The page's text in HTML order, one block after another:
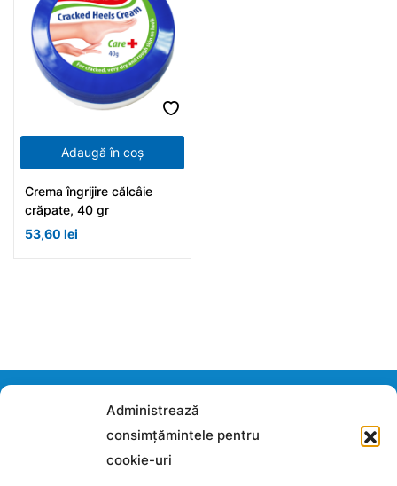
Administrează
consimțămintele pentru
cookie-uri
Adaugă în coș
Crema îngrijire călcâie
crăpate, 40 gr
53,60 lei
Contacteaza-ne
Daca ai vreo intrebare, ne poti scrie aici: tiandero@yahoo.com
ALTAI TIANDE S.R.L.
Conectare
Crează un cont